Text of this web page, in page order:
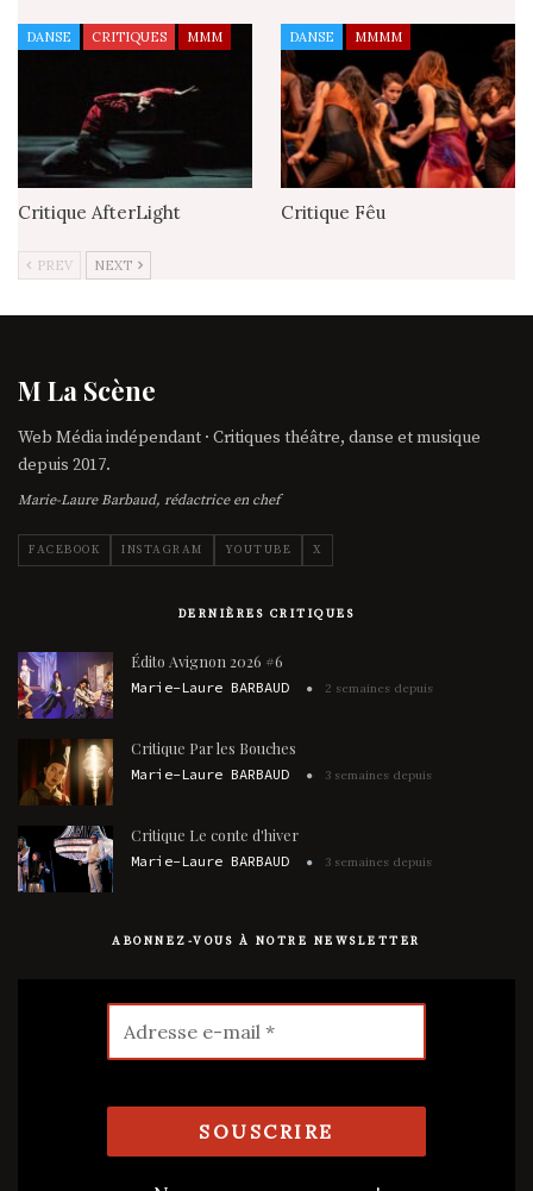
DANSE CRITIQUES MMM
Critique AfterLight
DANSE MMMM
Critique Fêu
PREV NEXT
M La Scène
Web Média indépendant · Critiques théâtre, danse et musique
depuis 2017.
Marie-Laure Barbaud, rédactrice en chef
FACEBOOK INSTAGRAM YOUTUBE X
DERNIÈRES CRITIQUES
Édito Avignon 2026 #6
Marie-Laure BARBAUD 2 semaines depuis
Critique Par les Bouches
Marie-Laure BARBAUD 3 semaines depuis
Critique Le conte d'hiver
Marie-Laure BARBAUD 3 semaines depuis
ABONNEZ-VOUS À NOTRE NEWSLETTER